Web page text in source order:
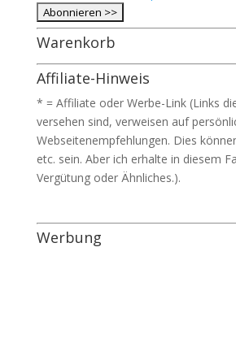
Warenkorb
Affiliate-Hinweis
* = Affiliate oder Werbe-Link (Links
versehen sind, verweisen auf
Webseitenempfehlungen. Dies
etc. sein. Aber ich erhalte in diesem
Vergütung oder Ähnliches.).
Werbung